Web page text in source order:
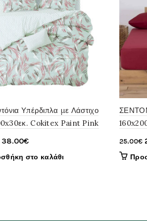
Υπέρδιπλα με Λάστιχο
Cokitex Paint Pink
Original
price
38.00€Η
τρέχουσα
στο καλάθι
25.00€